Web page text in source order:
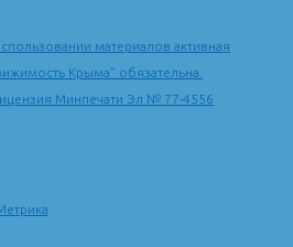
по ул. Речной, 133. Тел
8-19 вв.
материалов активная
Крыма" обязательна.
Минпечати Эл № 77-4556